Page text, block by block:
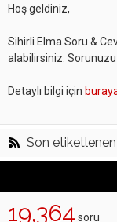
Hoş geldiniz,
Sihirli Elma Soru &
alabilirsiniz. Sorunuzu
Detaylı bilgi için
Son
19,364 soru